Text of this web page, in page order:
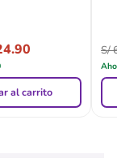
al carrito
S/